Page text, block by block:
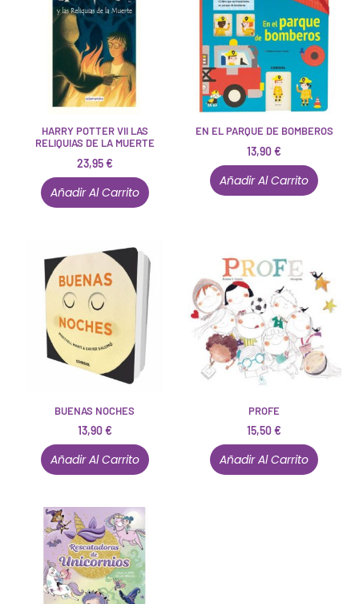
HARRY POTTER VII LAS
RELIQUIAS DE LA MUERTE
23,95€
Añadir Al Carrito
EN EL PARQUE DE BOMBEROS
13,90€
Añadir Al Carrito
BUENAS NOCHES
13,90€
Añadir Al Carrito
PROFE
15,50€
Añadir Al Carrito